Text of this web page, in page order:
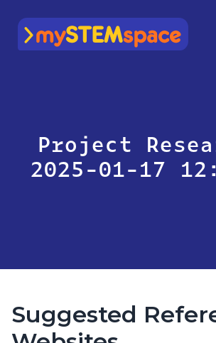
mySTEMspace
Project
2025-01-17
Suggested